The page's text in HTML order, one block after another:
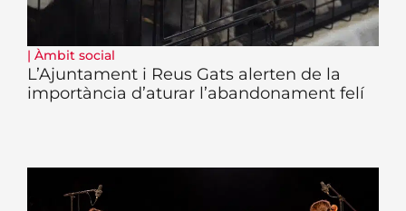
| Àmbit social
L’Ajuntament i Reus Gats alerten de la
importància d’aturar l’abandonament felí